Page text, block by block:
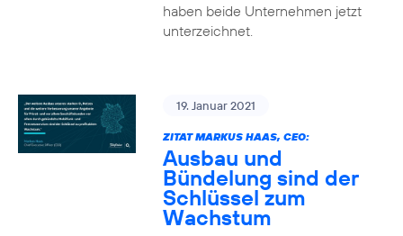
haben beide Unternehmen jetzt
unterzeichnet.
19. Januar 2021
ZITAT MARKUS HAAS, CEO:
Ausbau und
Bündelung sind der
Schlüssel zum
Wachstum